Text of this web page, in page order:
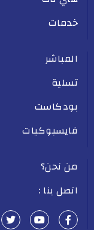
خدمات
المباشر
تسلية
بودكاست
فايسبوكيات
من نحن؟
اتصل بنا :